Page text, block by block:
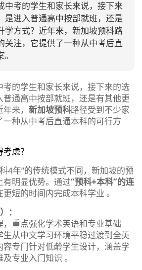
中考的学生和家长来说，接下来
是进入普通高中按部就班，还是
学方式？近年来，新加坡预科路
关注，它提供了一种从中考后直
考的学生和家长来说，接下来的选
通高中按部就班，还是有其他更
来， 新加坡预科路径受到不少家
种从中考后直通本科的可行方
虑？
4年”的传统模式不同，新加坡的预
有明显优势。通过“预科+本科”的连
短的时间内完成本科学业 。
：
重点强化学术英语和专业基础
从中文学习环境平稳过渡到全英
专门针对低龄学生设计，涵盖学
专业入门知识 。